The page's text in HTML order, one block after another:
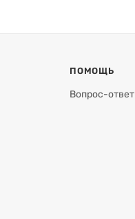
ПОМОЩЬ
Вопрос-ответ